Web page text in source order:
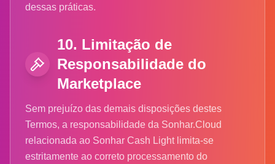
dessas práticas.
10. Limitação de
Responsabilidade do
Marketplace
Sem prejuízo das demais disposições destes
Termos, a responsabilidade da Sonhar.Cloud
relacionada ao Sonhar Cash Light limita-se
estritamente ao correto processamento do